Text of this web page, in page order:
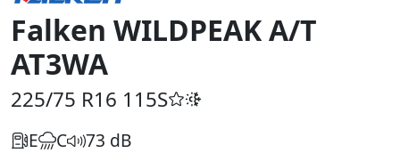
Falken WILDPEAK A/T
AT3WA
225/75 R16 115S
E C 73 dB